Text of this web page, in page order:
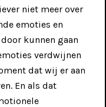
niet meer over
emoties en
kunnen gaan
verdwijnen
dat wij er aan
En als dat